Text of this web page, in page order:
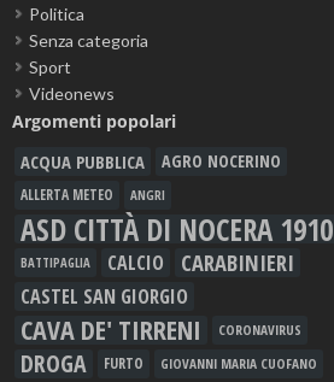
Politica
Senza categoria
Sport
Videonews
Argomenti popolari
ACQUA PUBBLICA AGRO NOCERINO
ALLERTA METEO ANGRI
ASD CITTÀ DI NOCERA 1910
BATTIPAGLIA CALCIO CARABINIERI
CASTEL SAN GIORGIO
CAVA DE' TIRRENI CORONAVIRUS
DROGA FURTO GIOVANNI MARIA CUOFANO